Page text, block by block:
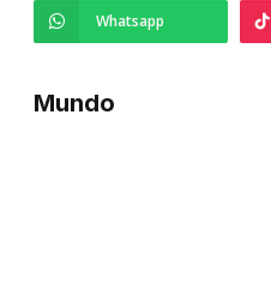
Whatsapp
Mundo